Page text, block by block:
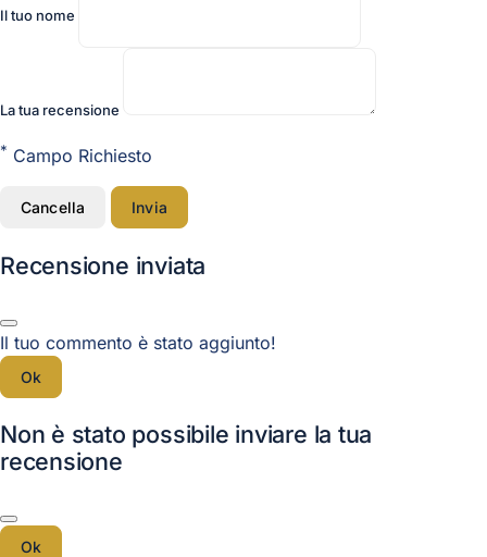
Il tuo nome
La tua recensione
* Campo Richiesto
Cancella Invia
Recensione inviata
Il tuo commento è stato aggiunto!
Ok
Non è stato possibile inviare la tua
recensione
Ok